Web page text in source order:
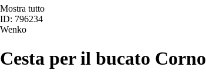
Mostra tutto
ID: 796234
Wenko
Cesta per il bucato Corno